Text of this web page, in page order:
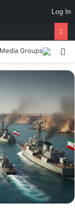
Log In